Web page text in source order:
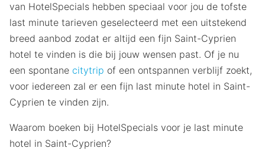
van HotelSpecials hebben speciaal voor jou de tofste
last minute tarieven geselecteerd met een uitstekend
breed aanbod zodat er altijd een fijn Saint-Cyprien
hotel te vinden is die bij jouw wensen past. Of je nu
een spontane citytrip of een ontspannen verblijf zoekt,
voor iedereen zal er een fijn last minute hotel in Saint-
Cyprien te vinden zijn.
Waarom boeken bij HotelSpecials voor je last minute
hotel in Saint-Cyprien?